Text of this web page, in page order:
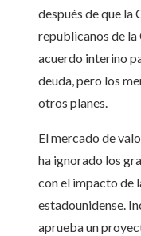
después de que la
republicanos de la
acuerdo interino
deuda, pero los
otros planes.
El mercado de
ha ignorado los
con el impacto de
estadounidense.
aprueba un